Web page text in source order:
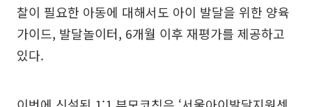
찰이 필요한 아동에 대해서도 아이 발달을 위한 양육
가이드, 발달놀이터, 6개월 이후 재평가를 제공하고
있다.